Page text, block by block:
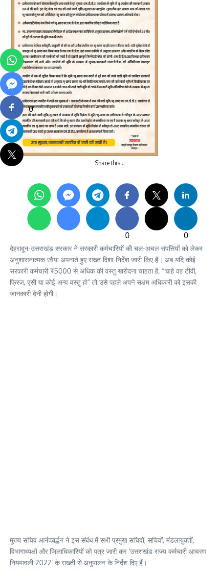
0
Share this…
0
0
देहरादून-उत्तराखंड सरकार ने सरकारी कर्मचारियों की चल-अचल संपत्तियों को लेकर
अनुशासनात्मक रवैया अपनाते हुए सख्त दिशा-निर्देश जारी किए हैं। अब यदि कोई
सरकारी कर्मचारी ₹5000 से अधिक की वस्तु खरीदना चाहता है, “चाहे वह टीवी,
फ्रिज, एसी या कोई अन्य वस्तु हो” तो उसे पहले अपने सक्षम अधिकारी को इसकी
जानकारी देनी होगी।
मुख्य सचिव आनंदबर्द्धन ने इस संबंध में सभी प्रमुख सचिवों, सचिवों, मंडलायुक्तों,
विभागाध्यक्षों और जिलाधिकारियों को पत्र जारी कर ‘उत्तराखंड राज्य कर्मचारी आचरण
नियमावली 2022’ के सख्ती से अनुपालन के निर्देश दिए हैं।